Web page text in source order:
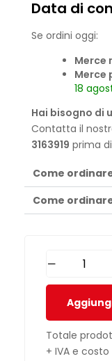
Data di
Se ordini oggi:
Merce
Merce
18
Hai bisogno di
Contatta il
3163919 prima
Come
Come
Totale
+ IVA e